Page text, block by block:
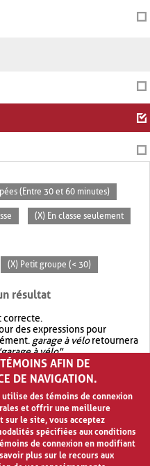
(Entre 30 et 60 minutes)
(X) En classe seulement
(X) Petit groupe (< 30)
résultat
correcte.
des expressions pour
garage à véloretournera
à vélo".
avec OR.garage OR vélo
quegarage à vélo
AFIN DE
DE NAVIGATION.
des témoins de connexion
et offrir une meilleure
sur le site, vous acceptez
spécifiées aux conditions
de connexion en modifiant
plus sur le recours aux